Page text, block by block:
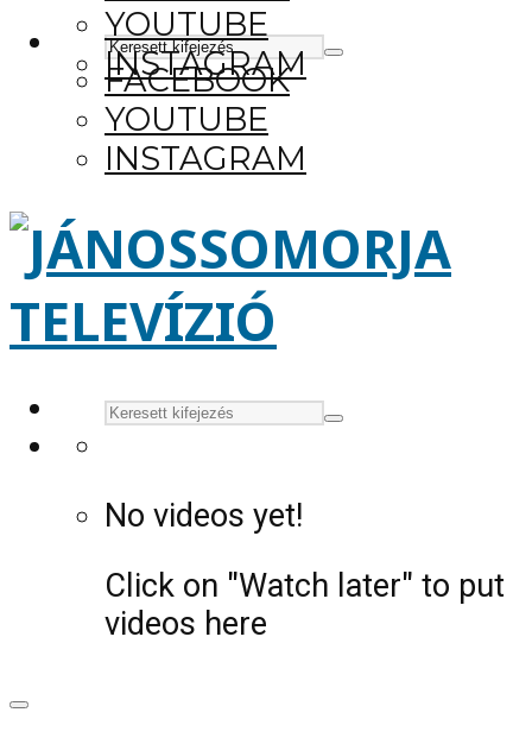
YOUTUBE
INSTAGRAM
FACEBOOK
YOUTUBE
INSTAGRAM
No videos yet!
Click on "Watch later" to put
videos here